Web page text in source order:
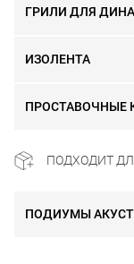
ГРИЛИ ДЛЯ
ИЗОЛЕНТА
ПРОСТАВОЧНЫЕ
ПОДХОДИТ
ПОДИУМЫ